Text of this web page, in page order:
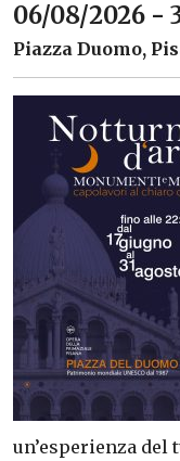
06/08/2026 -
Piazza Duomo,
un’esperienza del